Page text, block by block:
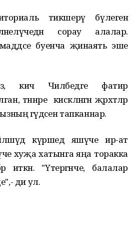
тикшерү бүлегенә
сорау алалар.
буенча җинаять эше
кичә Чиләбедәге фатир
кискәләнгән җәрәхәтләр
гәүдәсен тапканнар.
күршедә яшәүче ир-ат
хуҗа хатынга яңа торакка
иткән. "Үтергәнче, балалар
ди ул.